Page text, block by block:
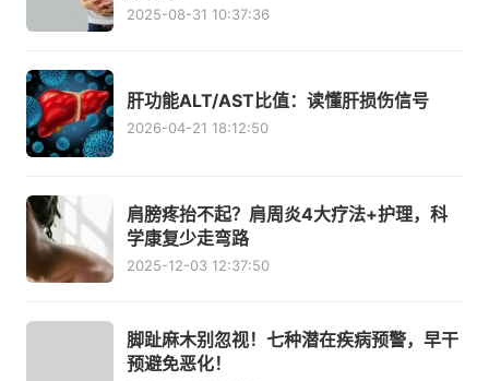
2025-08-31 10:37:36
肝功能ALT/AST比值：读懂肝损伤信号
2026-04-21 18:12:50
肩膀疼抬不起？肩周炎4大疗法+护理，科
学康复少走弯路
2025-12-03 12:37:50
脚趾麻木别忽视！七种潜在疾病预警，早干
预避免恶化！